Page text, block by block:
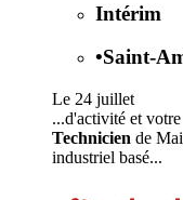
Intérim
•Saint-
Le 24 juillet
...d'activité et
Technicien de
industriel basé...